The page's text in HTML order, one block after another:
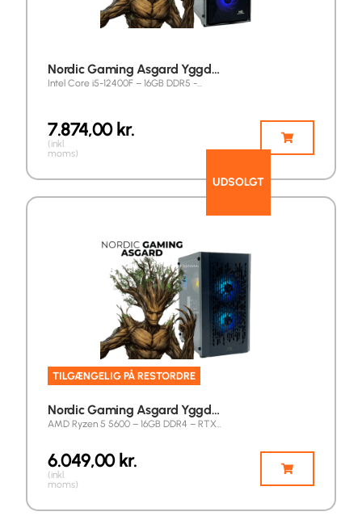
Nordic Gaming Asgard Yggd…
Intel Core i5-12400F – 16GB DDR5 -…
UDSOLGT
7.874,00kr.
(inkl.
moms)
Nordic Gaming Asgard Yggd…
AMD Ryzen 5 5600 – 16GB DDR4 – RTX…
TILGÆNGELIG PÅ RESTORDRE
6.049,00kr.
(inkl.
moms)